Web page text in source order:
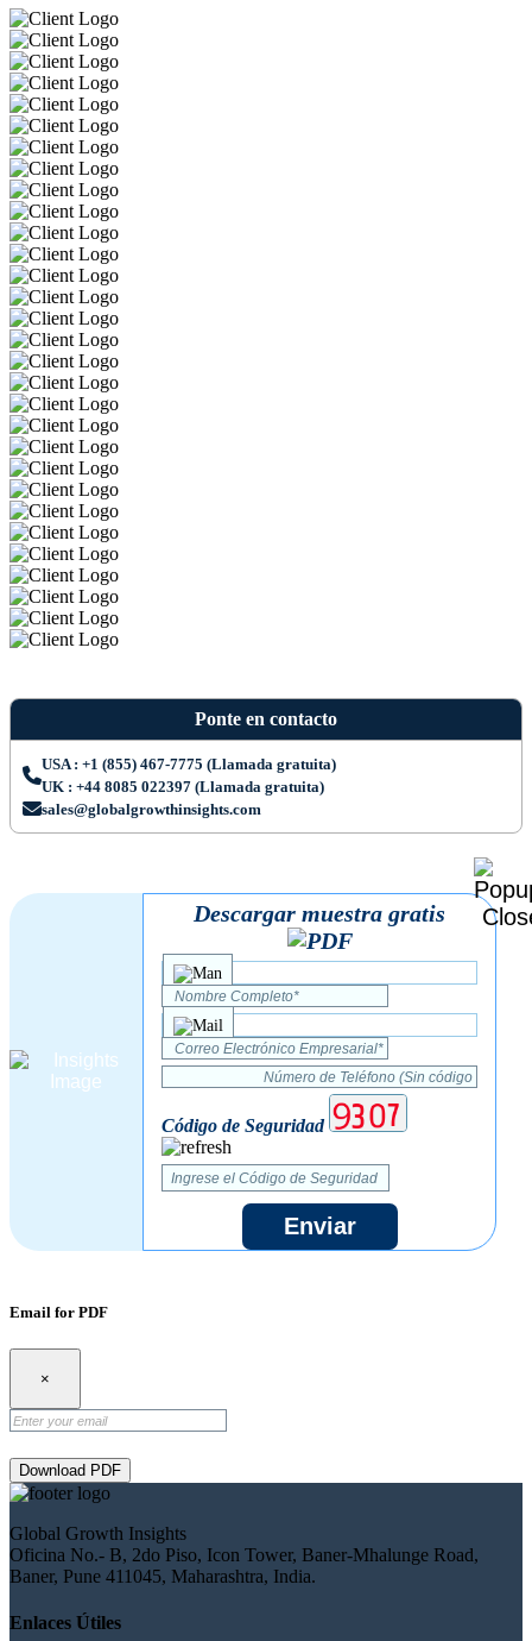
Ponte en contacto
USA : +1 (855) 467-7775 (Llamada gratuita)
UK : +44 8085 022397 (Llamada gratuita)
sales@globalgrowthinsights.com
Descargar muestra gratis
Código de Seguridad
Enviar
Email for PDF
×
Download PDF
Global Growth Insights
Oficina No.- B, 2do Piso, Icon Tower, Baner-Mhalunge Road,
Baner, Pune 411045, Maharashtra, India.
Enlaces Útiles